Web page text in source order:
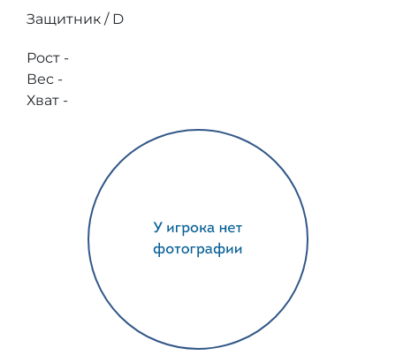
Защитник / D
Рост -
Вес -
Хват -